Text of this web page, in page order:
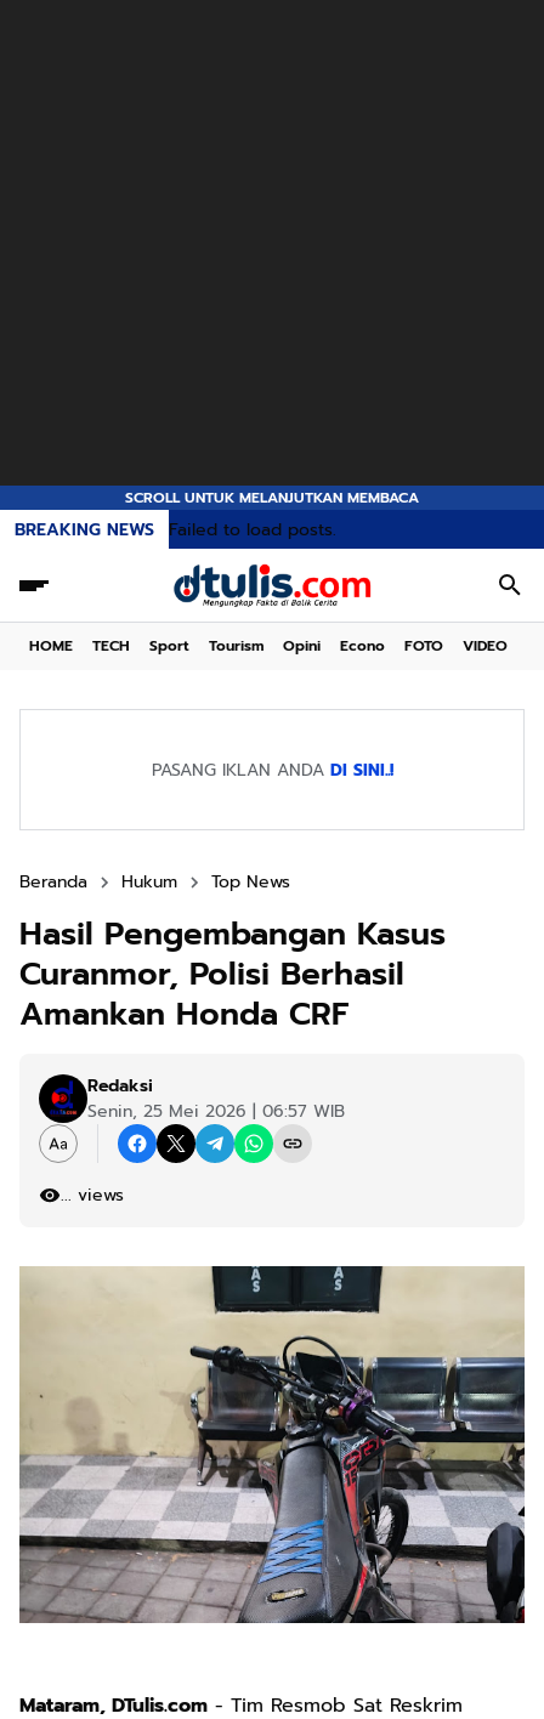
SCROLL UNTUK MELANJUTKAN MEMBACA
BREAKING NEWS Failed to load posts.
HOME TECH Sport Tourism Opini Econo FOTO VIDEO
PASANG IKLAN ANDA DI SINI..!
Beranda Hukum Top News
Hasil Pengembangan Kasus
Curanmor, Polisi Berhasil
Amankan Honda CRF
Redaksi
Senin, 25 Mei 2026 | 06:57 WIB
... views
Mataram, DTulis.com - Tim Resmob Sat Reskrim